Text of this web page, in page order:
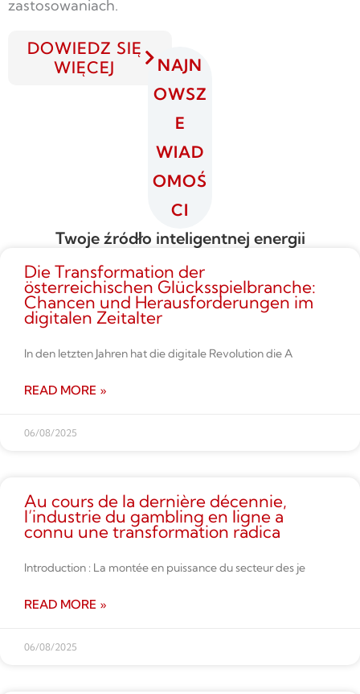
zastosowaniach.
DOWIEDZ SIĘ
WIĘCEJ
NAJN
OWSZ
E
WIAD
OMOŚ
CI
Twoje źródło inteligentnej energii
Die Transformation der
österreichischen Glücksspielbranche:
Chancen und Herausforderungen im
digitalen Zeitalter
In den letzten Jahren hat die digitale Revolution die A
READ MORE »
06/08/2025
Au cours de la dernière décennie,
l’industrie du gambling en ligne a
connu une transformation radica
Introduction : La montée en puissance du secteur des je
READ MORE »
06/08/2025